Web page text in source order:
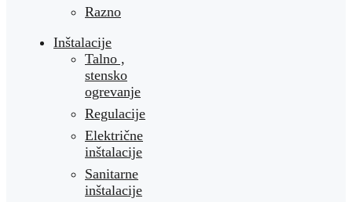
Razno
Inštalacije
Talno ,
stensko
ogrevanje
Regulacije
Električne
inštalacije
Sanitarne
inštalacije